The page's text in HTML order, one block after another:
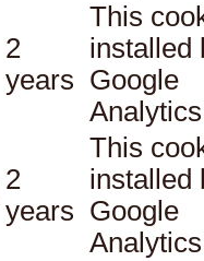
2
years
This
installed
Google
2
years
This
installed
Google